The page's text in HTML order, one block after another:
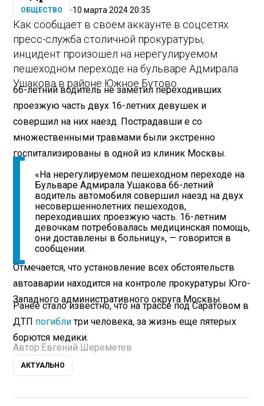
ОБЩЕСТВО 10 марта 2024 20:35
Как сообщает в своем аккаунте в соцсетях
пресс-служба столичной прокуратуры,
инцидент произошел на нерегулируемом
пешеходном переходе на бульваре Адмирала
Ушакова в районе Южное Бутово.
66-летний водитель не заметил переходивших
проезжую часть двух 16-летних девушек и
совершил на них наезд. Пострадавши е со
множественными травмами были экстренно
госпитализированы в одной из клиник Москвы.
«На нерегулируемом пешеходном переходе на
Бульваре Адмирала Ушакова 66-летний
водитель автомобиля совершил наезд на двух
несовершеннолетних пешеходов,
переходивших проезжую часть. 16-летним
девочкам потребовалась медицинская помощь,
они доставлены в больницу», — говорится в
сообщении.
Отмечается, что установление всех обстоятельств
автоаварии находится на контроле прокуратуры Юго-
Западного административного округа Москвы.
Ранее стало известно, что на трассе под Саратовом в
ДТП погиблитри человека, за жизнь еще пятерых
борются медики.
Автор: Евгений Шереметев
АКТУАЛЬНО